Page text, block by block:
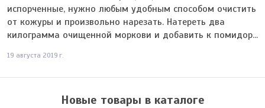
испорченные, нужно любым удобным способом очистить
от кожуры и произвольно нарезать. Натереть два
килограмма очищенной моркови и добавить к помидор...
19 августа 2019 г.
Новые товары в каталоге